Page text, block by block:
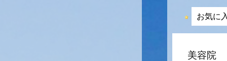
お気に
美容院